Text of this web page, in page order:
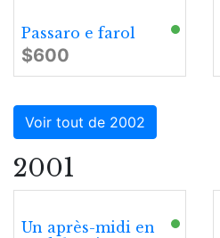
Passaro e farol
$600
Voir tout de 2002
2001
Un après-midi en